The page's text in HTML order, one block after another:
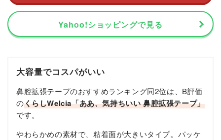
Yahoo!ショッピングで見る
大容量でコスパがいい
鼻腔拡張テープのおすすめランキング同2位は、B評価
のくらしWelcia「ああ、気持ちいい 鼻腔拡張テープ」
です。
やわらかめの素材で、粘着面が大きいタイプ。パッケ